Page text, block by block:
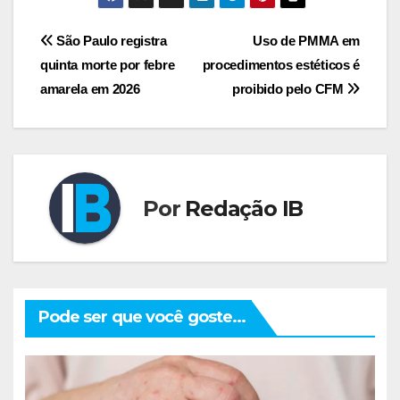
Navegação
de
Post
Uso de PMMA em
procedimentos estéticos é
proibido pelo CFM
São Paulo registra
quinta morte por febre
amarela em 2026
Por Redação IB
Pode ser que você goste...